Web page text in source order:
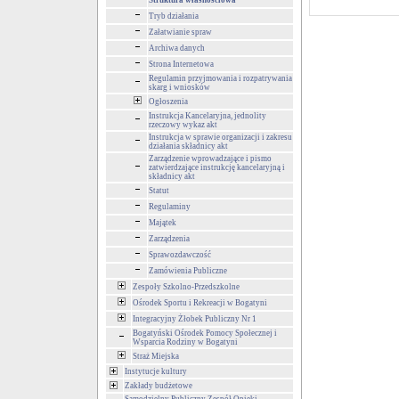
Tryb działania
Załatwianie spraw
Archiwa danych
Strona Internetowa
Regulamin przyjmowania i rozpatrywania
skarg i wniosków
Ogłoszenia
Instrukcja Kancelaryjna, jednolity
rzeczowy wykaz akt
Instrukcja w sprawie organizacji i zakresu
działania składnicy akt
Zarządzenie wprowadzające i pismo
zatwierdzające instrukcję kancelaryjną i
składnicy akt
Statut
Regulaminy
Majątek
Zarządzenia
Sprawozdawczość
Zamówienia Publiczne
Zespoły Szkolno-Przedszkolne
Ośrodek Sportu i Rekreacji w Bogatyni
Integracyjny Żłobek Publiczny Nr 1
Bogatyński Ośrodek Pomocy Społecznej i
Wsparcia Rodziny w Bogatyni
Straż Miejska
Instytucje kultury
Zakłady budżetowe